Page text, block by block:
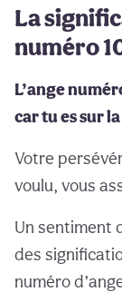
La
numéro
L’ange
car tu es sur
Votre
voulu, vous
Un sentiment
des
numéro